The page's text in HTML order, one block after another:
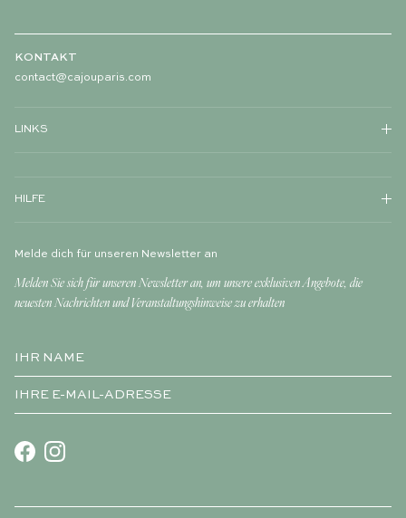
KONTAKT
contact@cajouparis.com
LINKS
HILFE
Melde dich für unseren Newsletter an
Melden Sie sich für unseren Newsletter an, um unsere exklusiven Angebote, die
neuesten Nachrichten und Veranstaltungshinweise zu erhalten
FacebookInstagram